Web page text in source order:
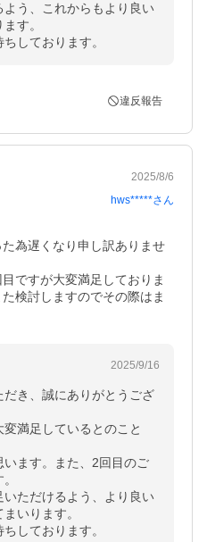
う、これからもより良い
す。
しております。
違反報告
2025/8/6
hws*****さん
為遅くなり申し訳ありませ
ですが大変満足しておりま
検討しますのでその際はま
2025/9/16
き、誠にありがとうござ
満足しているとのこと
ます。また、2回目のご
ただけるよう、より良い
いります。
しております。